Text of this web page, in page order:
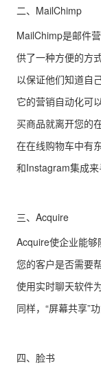
二、MailChimp
MailChimp是邮件
供了一种方便的方
以保证他们知道自
它的营销自动化可
买商品就离开您的
在在线购物车中有
和Instagram集成来
三、Acquire
Acquire使企业能
您的客户是否需要
使用实时聊天软件
同样，“屏幕共享”
四、脸书